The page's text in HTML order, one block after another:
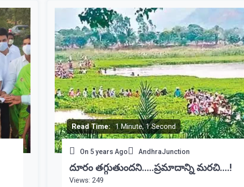
Read Time: 1 Minute, 1 Second
On 5 years Ago AndhraJunction
దూరం తగ్గుతుందని…..ప్రమాదాన్ని మరచి….!
Views: 249